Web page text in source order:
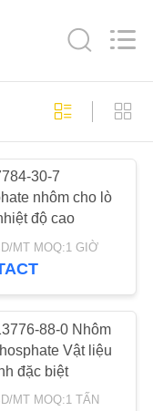
108
30-7
nhôm cho lò
độ cao
MT MOQ:1 GIỜ
88-0 Nhôm
Vật liệu
đặc biệt
MT MOQ:1 TẤN